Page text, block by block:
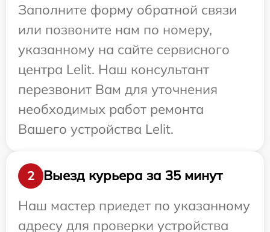
Заполните форму обратной связи
или позвоните нам по номеру,
указанному на сайте сервисного
центра Lelit. Наш консультант
перезвонит Вам для уточнения
необходимых работ ремонта
Вашего устройства Lelit.
2
Выезд курьера за 35 минут
Наш мастер приедет по указанному
адресу для проверки устройства